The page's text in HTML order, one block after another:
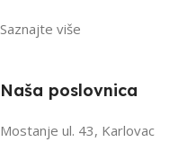
Saznajte više
Naša poslovnica
Mostanje ul. 43, Karlovac